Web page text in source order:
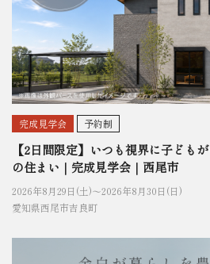
完成見学会 予約制
【2日間限定】いつも視界に子ども
の住まい｜完成見学会｜西尾市
2026年8月29日(土)〜2026年8月30日(日)
愛知県西尾市吉良町